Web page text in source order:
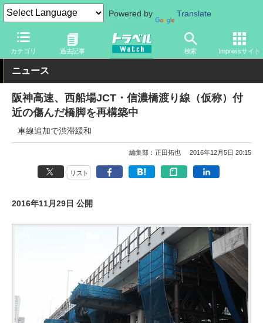
Powered by Translate
カテゴリ 過去記事 検索 Impressサイト
トラベル Watch 企業・政府・官庁 道路 その他高速道路
ニュース
阪神高速、西船場JCT・信濃橋渡り線（仮称）付
近の傷んだ橋脚を再構築中
車線追加で渋滞緩和
編集部：正田拓也 2016年12月5日 20:15
リスト
2016年11月29日 公開